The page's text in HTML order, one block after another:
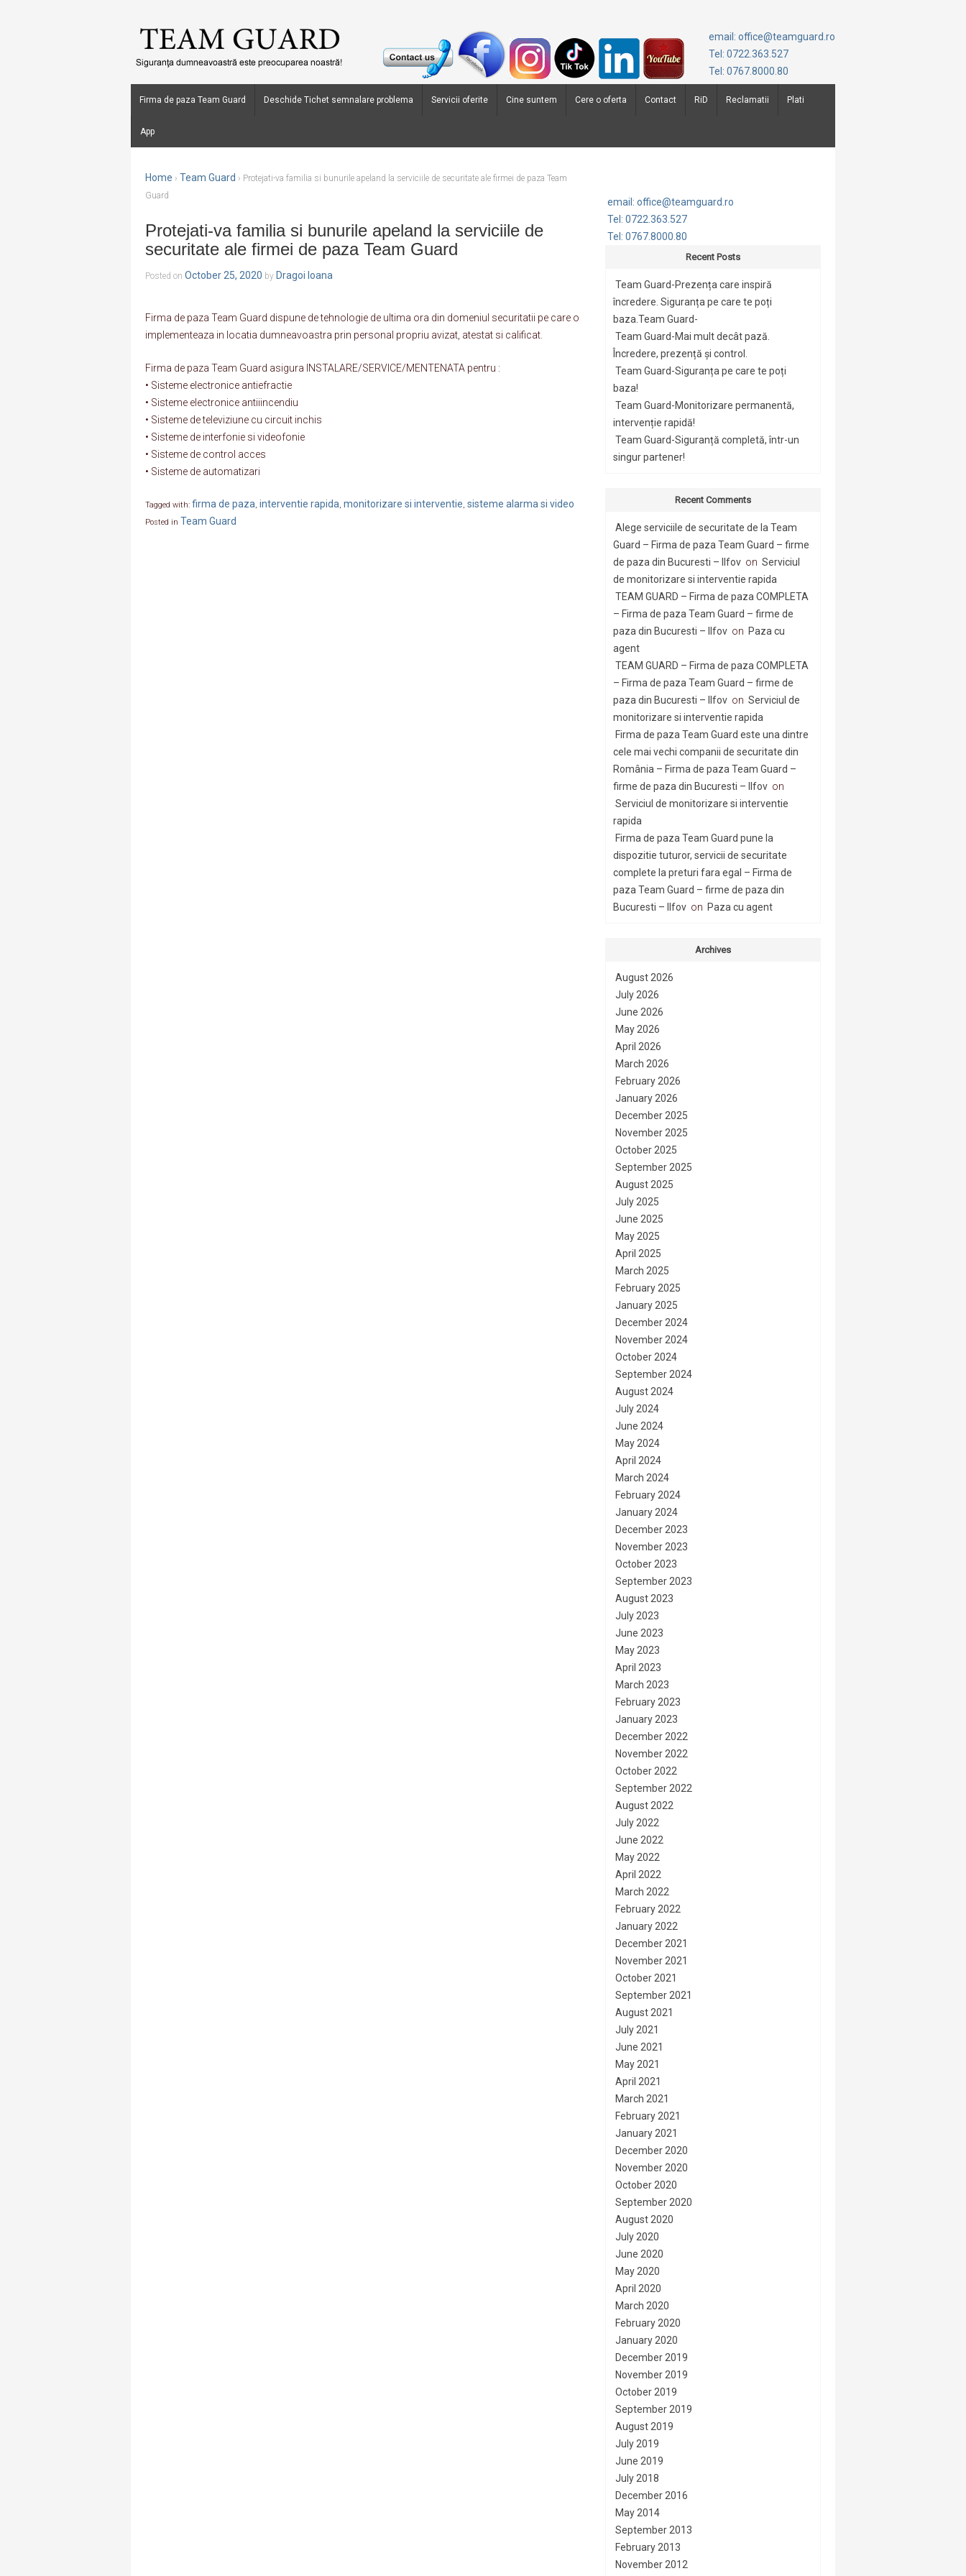
email: office@teamguard.ro
Tel: 0722.363.527
Tel: 0767.8000.80
Firma de paza Team Guard Deschide Tichet semnalare problema Servicii oferite Cine suntem Cere o oferta Contact RiD Reclamatii Plati
App
Home › Team Guard › Protejati-va familia si bunurile apeland la serviciile de securitate ale firmei de paza Team
Guard
Protejati-va familia si bunurile apeland la serviciile de
securitate ale firmei de paza Team Guard
Posted on October 25, 2020 by Dragoi Ioana
Firma de paza Team Guard dispune de tehnologie de ultima ora din domeniul securitatii pe care o
implementeaza in locatia dumneavoastra prin personal propriu avizat, atestat si calificat.
Firma de paza Team Guard asigura INSTALARE/SERVICE/MENTENATA pentru :
• Sisteme electronice antiefractie
• Sisteme electronice antiiincendiu
• Sisteme de televiziune cu circuit inchis
• Sisteme de interfonie si videofonie
• Sisteme de control acces
• Sisteme de automatizari
Tagged with: firma de paza, interventie rapida, monitorizare si interventie, sisteme alarma si video
Posted in Team Guard
email: office@teamguard.ro
Tel: 0722.363.527
Tel: 0767.8000.80
Recent Posts
Team Guard-Prezența care inspiră
încredere. Siguranța pe care te poți
baza.Team Guard-
Team Guard-Mai mult decât pază.
Încredere, prezență și control.
Team Guard-Siguranța pe care te poți
baza!
Team Guard-Monitorizare permanentă,
intervenție rapidă!
Team Guard-Siguranță completă, într-un
singur partener!
Recent Comments
Alege serviciile de securitate de la Team
Guard – Firma de paza Team Guard – firme
de paza din Bucuresti – Ilfov on Serviciul
de monitorizare si interventie rapida
TEAM GUARD – Firma de paza COMPLETA
– Firma de paza Team Guard – firme de
paza din Bucuresti – Ilfov on Paza cu
agent
TEAM GUARD – Firma de paza COMPLETA
– Firma de paza Team Guard – firme de
paza din Bucuresti – Ilfov on Serviciul de
monitorizare si interventie rapida
Firma de paza Team Guard este una dintre
cele mai vechi companii de securitate din
România – Firma de paza Team Guard –
firme de paza din Bucuresti – Ilfov on
Serviciul de monitorizare si interventie
rapida
Firma de paza Team Guard pune la
dispozitie tuturor, servicii de securitate
complete la preturi fara egal – Firma de
paza Team Guard – firme de paza din
Bucuresti – Ilfov on Paza cu agent
Archives
August 2026
July 2026
June 2026
May 2026
April 2026
March 2026
February 2026
January 2026
December 2025
November 2025
October 2025
September 2025
August 2025
July 2025
June 2025
May 2025
April 2025
March 2025
February 2025
January 2025
December 2024
November 2024
October 2024
September 2024
August 2024
July 2024
June 2024
May 2024
April 2024
March 2024
February 2024
January 2024
December 2023
November 2023
October 2023
September 2023
August 2023
July 2023
June 2023
May 2023
April 2023
March 2023
February 2023
January 2023
December 2022
November 2022
October 2022
September 2022
August 2022
July 2022
June 2022
May 2022
April 2022
March 2022
February 2022
January 2022
December 2021
November 2021
October 2021
September 2021
August 2021
July 2021
June 2021
May 2021
April 2021
March 2021
February 2021
January 2021
December 2020
November 2020
October 2020
September 2020
August 2020
July 2020
June 2020
May 2020
April 2020
March 2020
February 2020
January 2020
December 2019
November 2019
October 2019
September 2019
August 2019
July 2019
June 2019
July 2018
December 2016
May 2014
September 2013
February 2013
November 2012